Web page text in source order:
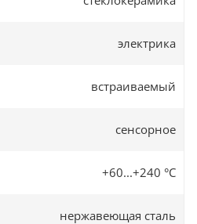
электрика
встраиваемый
сенсорное
+60...+240 °C
нержавеющая сталь